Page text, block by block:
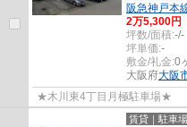
阪急神戸本
2万5,300円
坪数/面積:-/-
坪単価:-
敷金/礼金:0
大阪府大阪
★木川東4丁目月極駐車場★
賃貸｜駐車場